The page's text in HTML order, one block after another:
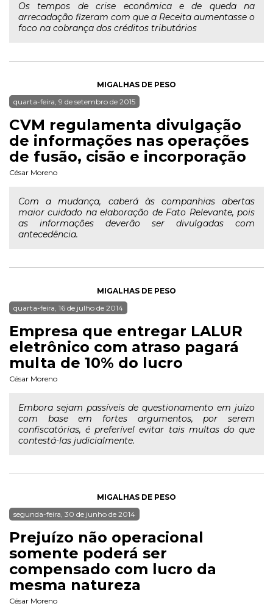
Os tempos de crise econômica e de queda na
arrecadação fizeram com que a Receita aumentasse o
foco na cobrança dos créditos tributários
MIGALHAS DE PESO
quarta-feira, 9 de setembro de 2015
CVM regulamenta divulgação
de informações nas operações
de fusão, cisão e incorporação
César Moreno
Com a mudança, caberá às companhias abertas
maior cuidado na elaboração de Fato Relevante, pois
as informações deverão ser divulgadas com
antecedência.
MIGALHAS DE PESO
quarta-feira, 16 de julho de 2014
Empresa que entregar LALUR
eletrônico com atraso pagará
multa de 10% do lucro
César Moreno
Embora sejam passíveis de questionamento em juízo
com base em fortes argumentos, por serem
confiscatórias, é preferível evitar tais multas do que
contestá-las judicialmente.
MIGALHAS DE PESO
segunda-feira, 30 de junho de 2014
Prejuízo não operacional
somente poderá ser
compensado com lucro da
mesma natureza
César Moreno